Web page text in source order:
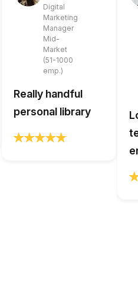
Digital
Marketing
Manager
Mid-
Market
(51-1000
emp.)
Really handful
personal library